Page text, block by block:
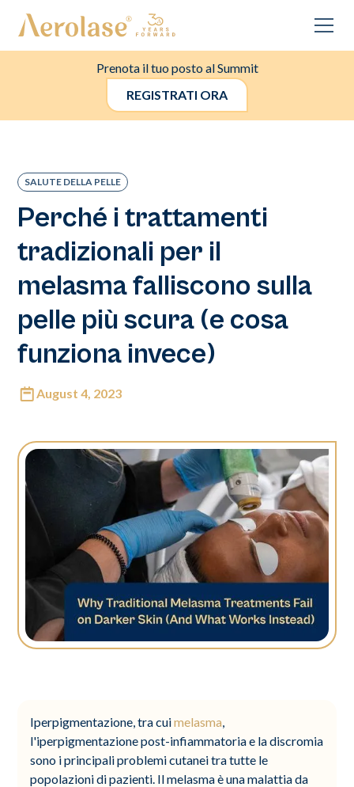
Prenota il tuo posto al Summit
REGISTRATI ORA
SALUTE DELLA PELLE
Perché i trattamenti
tradizionali per il
melasma falliscono sulla
pelle più scura (e cosa
funziona invece)
August 4, 2023
Iperpigmentazione, tra cuimelasma,
l'iperpigmentazione post-infiammatoria e la discromia
sono i principali problemi cutanei tra tutte le
popolazioni di pazienti. Il melasma è una malattia da